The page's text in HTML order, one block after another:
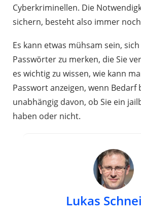
Cyberkriminellen. Die
sichern, besteht also immer
Es kann etwas mühsam sein, sich
Passwörter zu merken, die Sie
es wichtig zu wissen, wie kann
Passwort anzeigen, wenn Bedarf
unabhängig davon, ob Sie ein
haben oder nicht.
Lukas